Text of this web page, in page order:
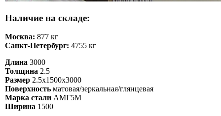
Наличие на складе:
Москва: 877 кг
Санкт-Петербург: 4755 кг
Длина 3000
Толщина 2.5
Размер 2.5х1500х3000
Поверхность матовая/зеркальная/глянцевая
Марка стали АМГ5М
Ширина 1500